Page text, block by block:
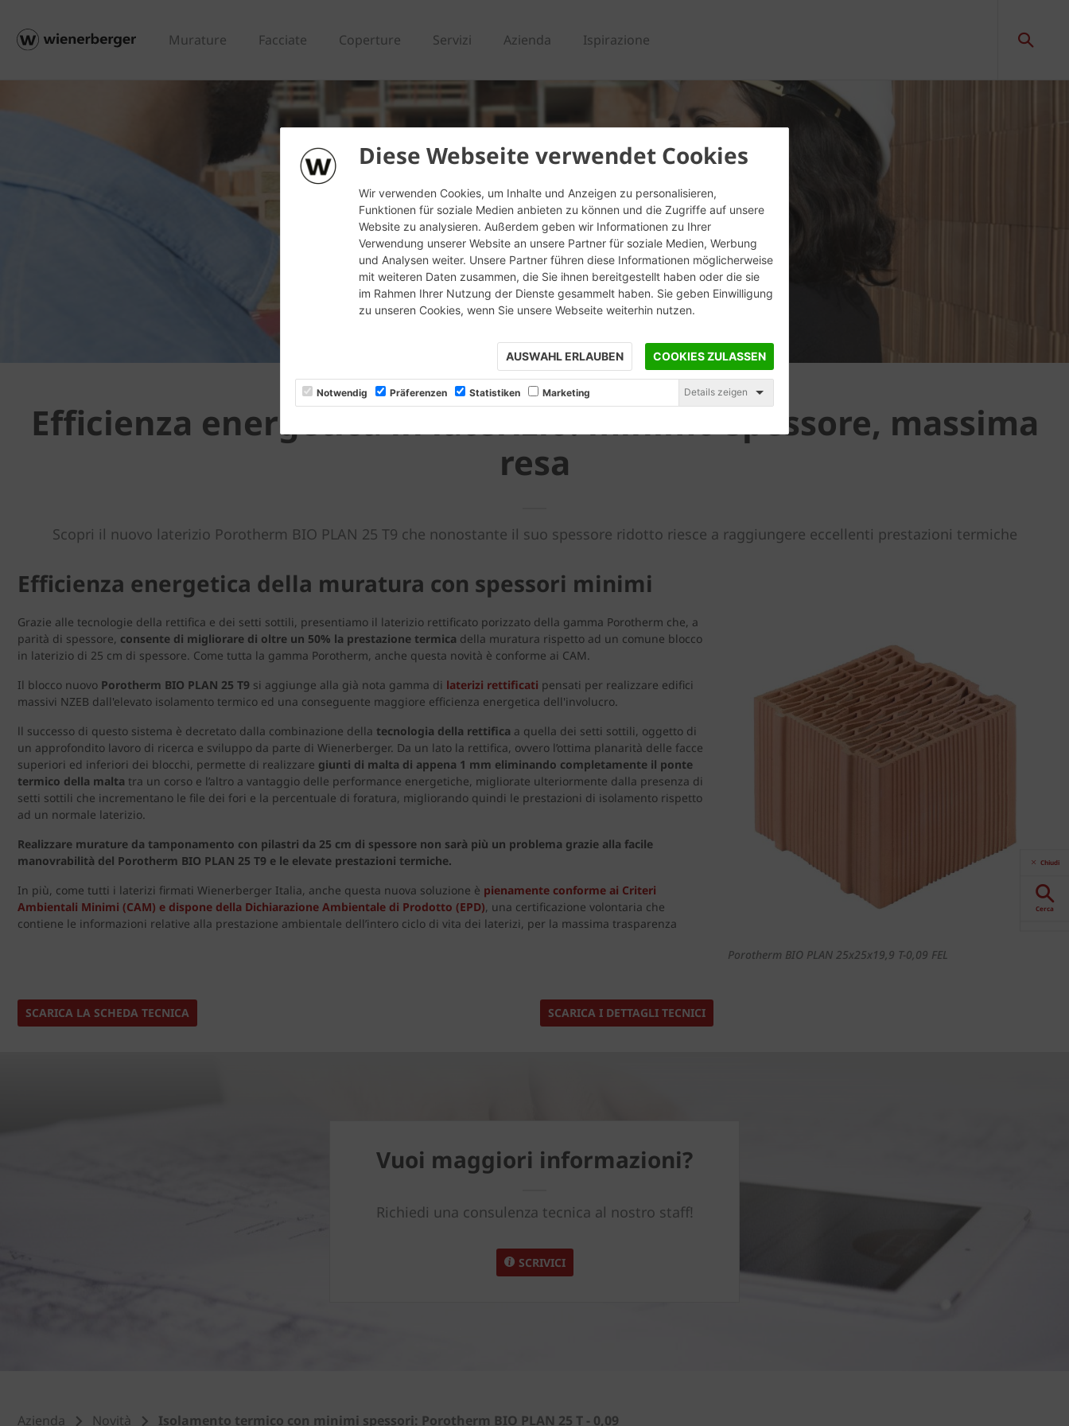
Diese Webseite verwendet Cookies
Wir verwenden Cookies, um Inhalte und Anzeigen zu personalisieren,
Funktionen für soziale Medien anbieten zu können und die Zugriffe auf unsere
Website zu analysieren. Außerdem geben wir Informationen zu Ihrer
Verwendung unserer Website an unsere Partner für soziale Medien, Werbung
und Analysen weiter. Unsere Partner führen diese Informationen möglicherweise
mit weiteren Daten zusammen, die Sie ihnen bereitgestellt haben oder die sie
im Rahmen Ihrer Nutzung der Dienste gesammelt haben. Sie geben Einwilligung
zu unseren Cookies, wenn Sie unsere Webseite weiterhin nutzen.
AUSWAHL ERLAUBEN COOKIES ZULASSEN
Notwendig Präferenzen Statistiken Marketing Details zeigen
Murature Facciate Coperture Servizi Azienda Ispirazione
Efficienza energetica in laterizio: minimo spessore, massima
resa
Scopri il nuovo laterizio Porotherm BIO PLAN 25 T9 che nonostante il suo spessore ridotto riesce a raggiungere eccellenti prestazioni termiche
Efficienza energetica della muratura con spessori minimi
Porotherm BIO PLAN 25x25x19,9 T-0,09 FEL
Grazie alle tecnologie della rettifica e dei setti sottili, presentiamo il laterizio rettificato porizzato della gamma Porotherm che, a
parità di spessore, consente di migliorare di oltre un 50% la prestazione termica della muratura rispetto ad un comune blocco
in laterizio di 25 cm di spessore. Come tutta la gamma Porotherm, anche questa novità è conforme ai CAM.
Il blocco nuovo Porotherm BIO PLAN 25 T9 si aggiunge alla già nota gamma di laterizi rettificati pensati per realizzare edifici
massivi NZEB dall'elevato isolamento termico ed una conseguente maggiore efficienza energetica dell'involucro.
ll successo di questo sistema è decretato dalla combinazione della tecnologia della rettifica a quella dei setti sottili, oggetto di
un approfondito lavoro di ricerca e sviluppo da parte di Wienerberger. Da un lato la rettifica, ovvero l’ottima planarità delle facce
superiori ed inferiori dei blocchi, permette di realizzare giunti di malta di appena 1 mm eliminando completamente il ponte
termico della malta tra un corso e l’altro a vantaggio delle performance energetiche, migliorate ulteriormente dalla presenza di
setti sottili che incrementano le file dei fori e la percentuale di foratura, migliorando quindi le prestazioni di isolamento rispetto
ad un normale laterizio.
Realizzare murature da tamponamento con pilastri da 25 cm di spessore non sarà più un problema grazie alla facile
manovrabilità del Porotherm BIO PLAN 25 T9 e le elevate prestazioni termiche.
In più, come tutti i laterizi firmati Wienerberger Italia, anche questa nuova soluzione è pienamente conforme ai Criteri
Ambientali Minimi (CAM) e dispone della Dichiarazione Ambientale di Prodotto (EPD), una certificazione volontaria che
contiene le informazioni relative alla prestazione ambientale dell’intero ciclo di vita dei laterizi, per la massima trasparenza
SCARICA LA SCHEDA TECNICA SCARICA I DETTAGLI TECNICI
Vuoi maggiori informazioni?
Richiedi una consulenza tecnica al nostro staff!
SCRIVICI
Chiudi
Cerca
Azienda Novità Isolamento termico con minimi spessori: Porotherm BIO PLAN 25 T - 0,09